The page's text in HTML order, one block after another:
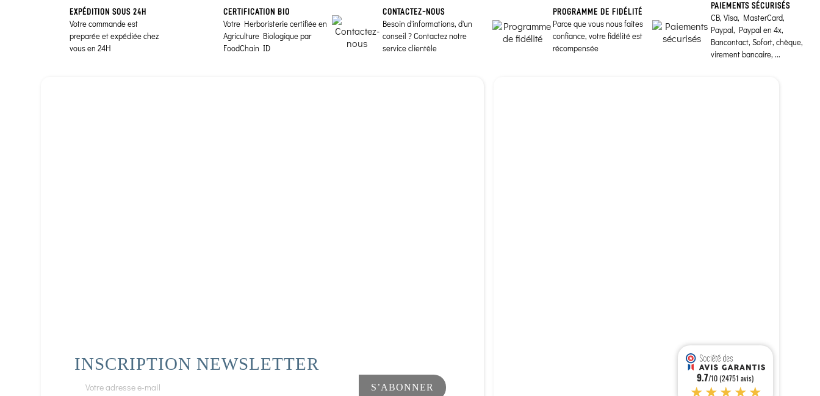
EXPÉDITION SOUS 24H
Votre commande est
preparée et expédiée chez
vous en 24H
CERTIFICATION BIO
Votre Herboristerie certifiée en
Agriculture Biologique par
FoodChain ID
CONTACTEZ-NOUS
Besoin d'informations, d'un
conseil ? Contactez notre
service clientèle
PROGRAMME DE FIDÉLITÉ
Parce que vous nous faites
confiance, votre fidélité est
récompensée
PAIEMENTS SÉCURISÉS
CB, Visa, MasterCard,
Paypal, Paypal en 4x,
Bancontact, Sofort, chèque,
virement bancaire, ...
INSCRIPTION NEWSLETTER
9.7/10 (24751 avis)
★★★★★